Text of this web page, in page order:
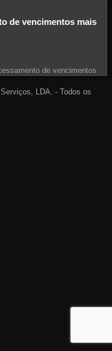
de vencimentos mais
de vencimentos
LDA. - Todos os